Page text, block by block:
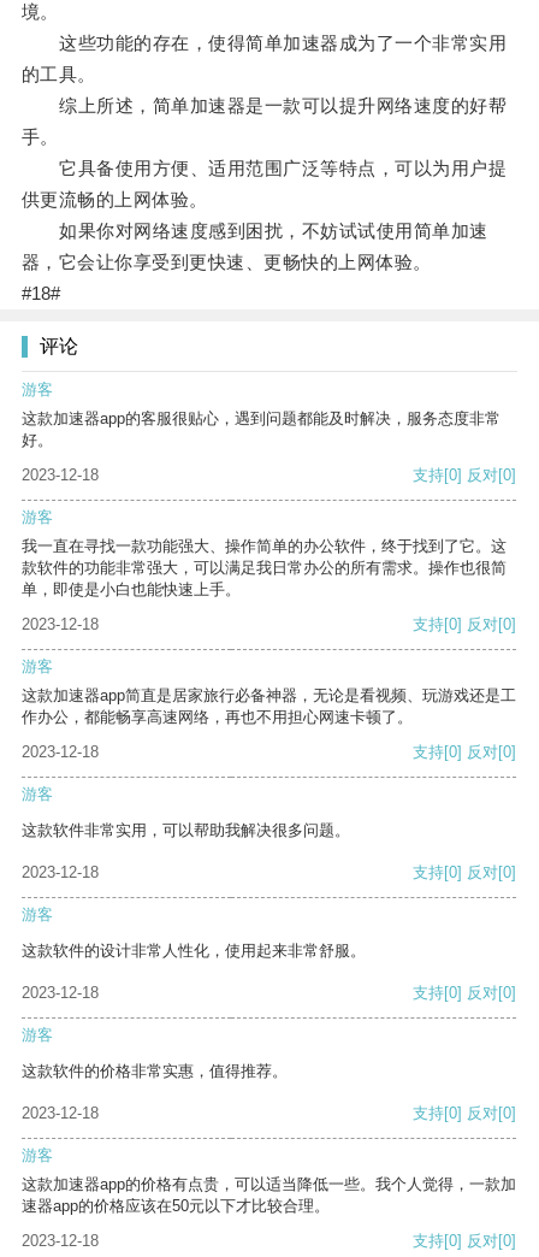
境。
这些功能的存在，使得简单加速器成为了一个非常实用
的工具。
综上所述，简单加速器是一款可以提升网络速度的好帮
手。
它具备使用方便、适用范围广泛等特点，可以为用户提
供更流畅的上网体验。
如果你对网络速度感到困扰，不妨试试使用简单加速
器，它会让你享受到更快速、更畅快的上网体验。
#18#
评论
游客
这款加速器app的客服很贴心，遇到问题都能及时解决，服务态度非常
好。
2023-12-18
支持[0] 反对[0]
游客
我一直在寻找一款功能强大、操作简单的办公软件，终于找到了它。这
款软件的功能非常强大，可以满足我日常办公的所有需求。操作也很简
单，即使是小白也能快速上手。
2023-12-18
支持[0] 反对[0]
游客
这款加速器app简直是居家旅行必备神器，无论是看视频、玩游戏还是工
作办公，都能畅享高速网络，再也不用担心网速卡顿了。
2023-12-18
支持[0] 反对[0]
游客
这款软件非常实用，可以帮助我解决很多问题。
2023-12-18 支持[0] 反对[0]
游客
这款软件的设计非常人性化，使用起来非常舒服。
2023-12-18 支持[0] 反对[0]
游客
这款软件的价格非常实惠，值得推荐。
2023-12-18 支持[0] 反对[0]
游客
这款加速器app的价格有点贵，可以适当降低一些。我个人觉得，一款加
速器app的价格应该在50元以下才比较合理。
2023-12-18
支持[0] 反对[0]